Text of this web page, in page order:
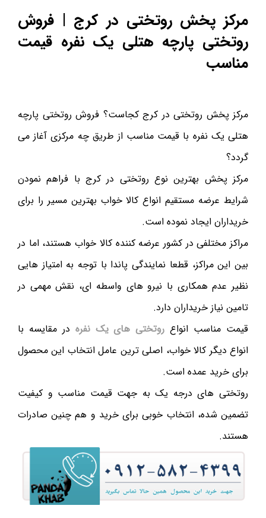
مرکز پخش روتختی در کرج | فروش
روتختی پارچه هتلی یک نفره قیمت
مناسب
مرکز پخش روتختی در کرج کجاست؟ فروش روتختی پارچه
هتلی یک نفره با قیمت مناسب از طریق چه مرکزی آغاز می
گردد؟
مرکز پخش بهترین نوع روتختی در کرج با فراهم نمودن
شرایط عرضه مستقیم انواع کالا خواب بهترین مسیر را برای
خریداران ایجاد نموده است.
مراکز مختلفی در کشور عرضه کننده کالا خواب هستند، اما در
بین این مراکز، قطعا نمایندگی پاندا با توجه به امتیاز هایی
نظیر عدم همکاری با نیرو های واسطه ای، نقش مهمی در
تامین نیاز خریداران دارد.
قیمت مناسب انواع روتختی های یک نفره در مقایسه با
انواع دیگر کالا خواب، اصلی ترین عامل انتخاب این محصول
برای خرید عمده است.
روتختی های درجه یک به جهت قیمت مناسب و کیفیت
تضمین شده، انتخاب خوبی برای خرید و هم چنین صادرات
هستند.